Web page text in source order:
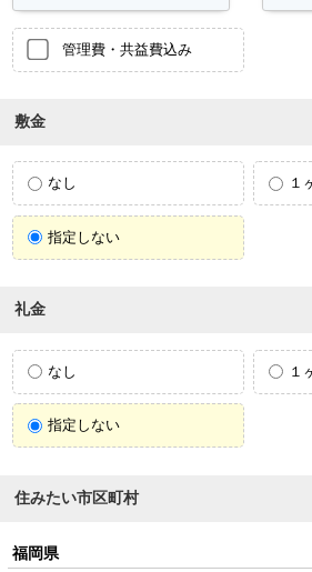
管理費・共益費込み
敷金
なし １
指定しない
礼金
なし １
指定しない
住みたい市区町村
福岡県